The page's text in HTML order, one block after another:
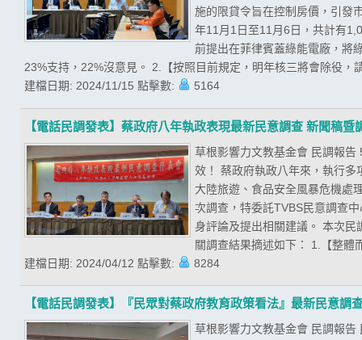
施的限貸令旨在控制房價，引發
年11月1日至11月6日，共計有
前提出在菲律賓蓋綠能電廠，將
23%支持，22%沒意見。 2.【按照目前規定，明年核三將會除役
建檔日期: 2024/11/15 點擊數: 5164
【電話民調發表】蔡政府八年執政表現最新民意調查 新聞稿暨
草根影響力文教基金會 民調報
效！ 蔡政府執政八年來，執行
大陸旅遊、食品安全風暴危機處
次調查，特委託TVBS民意調查
身評論及提出相關建議。 本次
關調查結果摘述如下： 1.【整
建檔日期: 2024/04/12 點擊數: 8284
【電話民調發表】『民眾對蔡政府教育政策看法』最新民意調
草根影響力文教基金會 民調報